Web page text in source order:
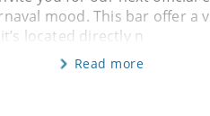
mood. This bar offer a
located directly n
Read more